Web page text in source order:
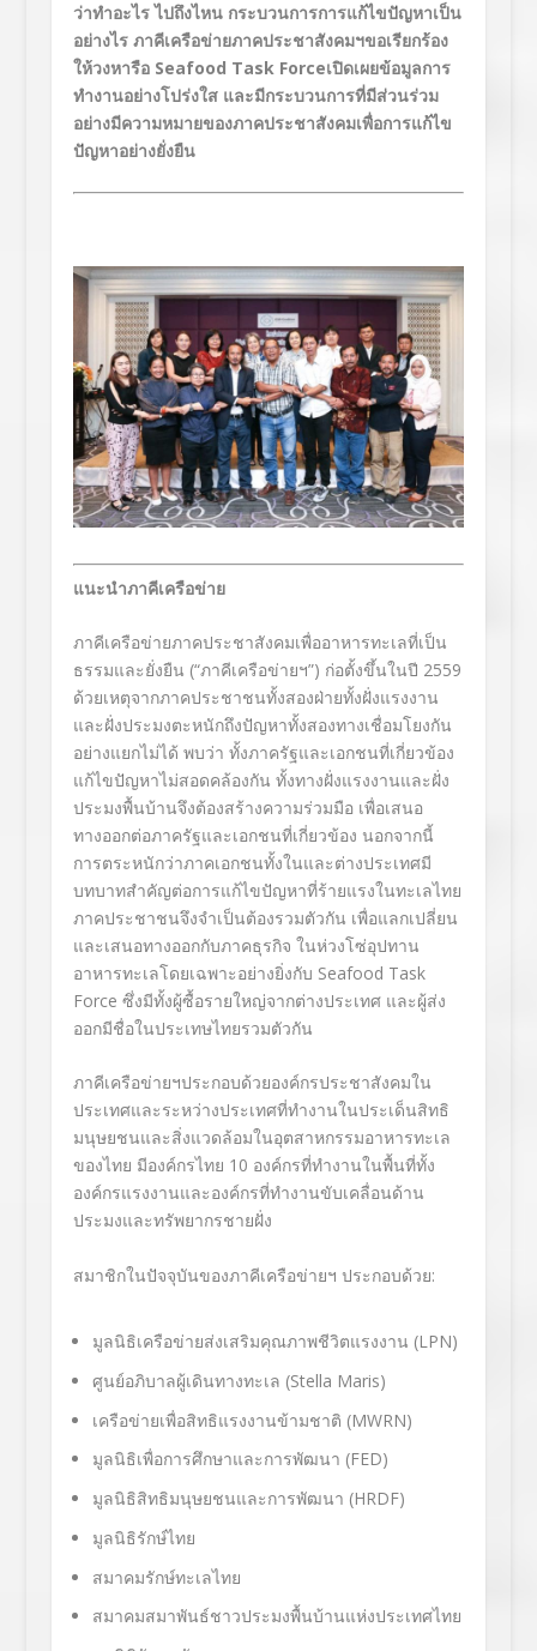
ว่าทำอะไร ไปถึงไหน กระบวนการการแก้ไขปัญหาเป็น
อย่างไร ภาคีเครือข่ายภาคประชาสังคมฯขอเรียกร้อง
ให้วงหารือ Seafood Task Forceเปิดเผยข้อมูลการ
ทำงานอย่างโปร่งใส และมีกระบวนการที่มีส่วนร่วม
อย่างมีความหมายของภาคประชาสังคมเพื่อการแก้ไข
ปัญหาอย่างยั่งยืน
แนะนำภาคีเครือข่าย
ภาคีเครือข่ายภาคประชาสังคมเพื่ออาหารทะเลที่เป็น
ธรรมและยั่งยืน (“ภาคีเครือข่ายฯ”) ก่อตั้งขึ้นในปี 2559
ด้วยเหตุจากภาคประชาชนทั้งสองฝ่ายทั้งฝั่งแรงงาน
และฝั่งประมงตะหนักถึงปัญหาทั้งสองทางเชื่อมโยงกัน
อย่างแยกไม่ได้ พบว่า ทั้งภาครัฐและเอกชนที่เกี่ยวข้อง
แก้ไขปัญหาไม่สอดคล้องกัน ทั้งทางฝั่งแรงงานและฝั่ง
ประมงพื้นบ้านจึงต้องสร้างความร่วมมือ เพื่อเสนอ
ทางออกต่อภาครัฐและเอกชนที่เกี่ยวข้อง นอกจากนี้
การตระหนักว่าภาคเอกชนทั้งในและต่างประเทศมี
บทบาทสำคัญต่อการแก้ไขปัญหาที่ร้ายแรงในทะเลไทย
ภาคประชาชนจึงจำเป็นต้องรวมตัวกัน เพื่อแลกเปลี่ยน
และเสนอทางออกกับภาคธุรกิจ ในห่วงโซ่อุปทาน
อาหารทะเลโดยเฉพาะอย่างยิ่งกับ Seafood Task
Force ซึ่งมีทั้งผู้ซื้อรายใหญ่จากต่างประเทศ และผู้ส่ง
ออกมีชื่อในประเทษไทยรวมตัวกัน
ภาคีเครือข่ายฯประกอบด้วยองค์กรประชาสังคมใน
ประเทศและระหว่างประเทศที่ทำงานในประเด็นสิทธิ
มนุษยชนและสิ่งแวดล้อมในอุตสาหกรรมอาหารทะเล
ของไทย มีองค์กรไทย 10 องค์กรที่ทำงานในพื้นที่ทั้ง
องค์กรแรงงานและองค์กรที่ทำงานขับเคลื่อนด้าน
ประมงและทรัพยากรชายฝั่ง
สมาชิกในปัจจุบันของภาคีเครือข่ายฯ ประกอบด้วย:
มูลนิธิเครือข่ายส่งเสริมคุณภาพชีวิตแรงงาน (LPN)
ศูนย์อภิบาลผู้เดินทางทะเล (Stella Maris)
เครือข่ายเพื่อสิทธิแรงงานข้ามชาติ (MWRN)
มูลนิธิเพื่อการศึกษาและการพัฒนา (FED)
มูลนิธิสิทธิมนุษยชนและการพัฒนา (HRDF)
มูลนิธิรักษ์ไทย
สมาคมรักษ์ทะเลไทย
สมาคมสมาพันธ์ชาวประมงพื้นบ้านแห่งประเทศไทย